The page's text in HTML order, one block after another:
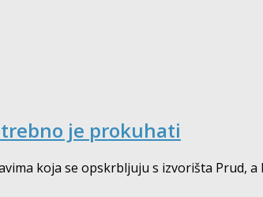
je prokuhati
koja se opskrbljuju s izvorišta Prud,